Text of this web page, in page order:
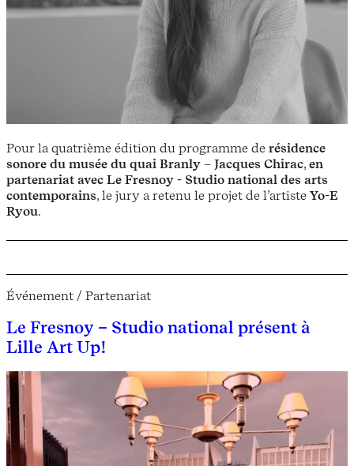
Pour la quatrième édition du programme de résidence
sonore du musée du quai Branly – Jacques Chirac, en
partenariat avec Le Fresnoy - Studio national des arts
contemporains, le jury a retenu le projet de l’artiste Yo-E
Ryou.
Événement / Partenariat
Le Fresnoy – Studio national présent à
Lille Art Up!